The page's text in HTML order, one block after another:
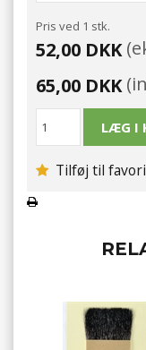
Pris ved 1 stk.
52,00 DKK
65,00 DKK
Tilføj til